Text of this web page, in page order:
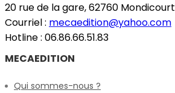
20 rue de la gare, 62760 Mondicourt
Courriel : mecaedition@yahoo.com
Hotline : 06.86.66.51.83
MECAEDITION
Qui sommes-nous ?